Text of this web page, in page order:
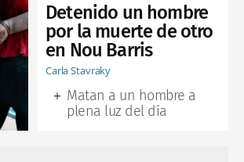
Detenido un hombre
por la muerte de otro
en Nou Barris
Carla Stavraky
Matan a un hombre a
plena luz del día